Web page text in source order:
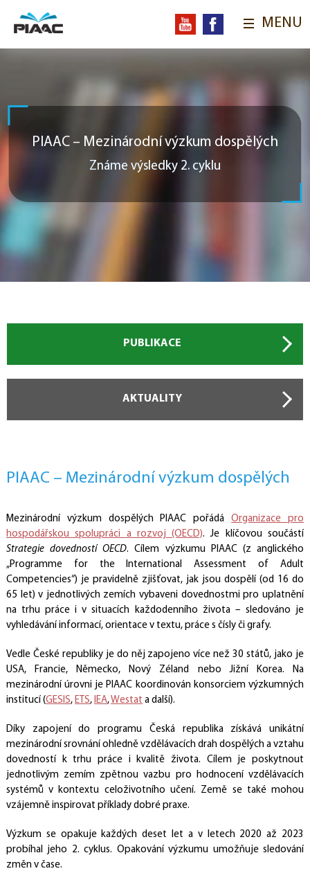
MENU
Aktuality Obsah a cíle výzkumu PIAAC ve světě
PRO RESPONDENTY
Proč se zapojit?
Přednášky a prezentace
Dotazníky Úlohy Data
Národní koordinátor Tiskový servis Pro respondenty
PIAAC – Mezinárodní výzkum dospělých
Známe výsledky 2. cyklu
PUBLIKACE
AKTUALITY
PIAAC – Mezinárodní výzkum dospělých
Mezinárodní výzkum dospělých PIAAC pořádáOrganizace pro
hospodářskou spolupráci a rozvoj (OECD). Je klíčovou součástí
Strategie dovednostíOECD. Cílem výzkumu PIAAC (z anglického
„Programme for the International Assessment of Adult
Competencies“) je pravidelně zjišťovat, jak jsou dospělí (od 16 do
65 let) v jednotlivých zemích vybaveni dovednostmi pro uplatnění
na trhu práce i v situacích každodenního života – sledováno je
vyhledávání informací, orientace v textu, práce s čísly či grafy.
Vedle České republiky je do něj zapojeno více než 30 států, jako je
USA, Francie, Německo, Nový Zéland nebo Jižní Korea. Na
mezinárodní úrovni je PIAAC koordinován konsorciem výzkumných
institucí (GESIS, ETS, IEA,Westat a další).
Díky zapojení do programu Česká republika získává unikátní
mezinárodní srovnání ohledně vzdělávacích drah dospělých a vztahu
dovedností k trhu práce i kvalitě života. Cílem je poskytnout
jednotlivým zemím zpětnou vazbu pro hodnocení vzdělávacích
systémů v kontextu celoživotního učení. Země se také mohou
vzájemně inspirovat příklady dobré praxe.
Výzkum se opakuje každých deset let a v letech 2020 až 2023
probíhal jeho 2. cyklus. Opakování výzkumu umožňuje sledování
změn v čase.